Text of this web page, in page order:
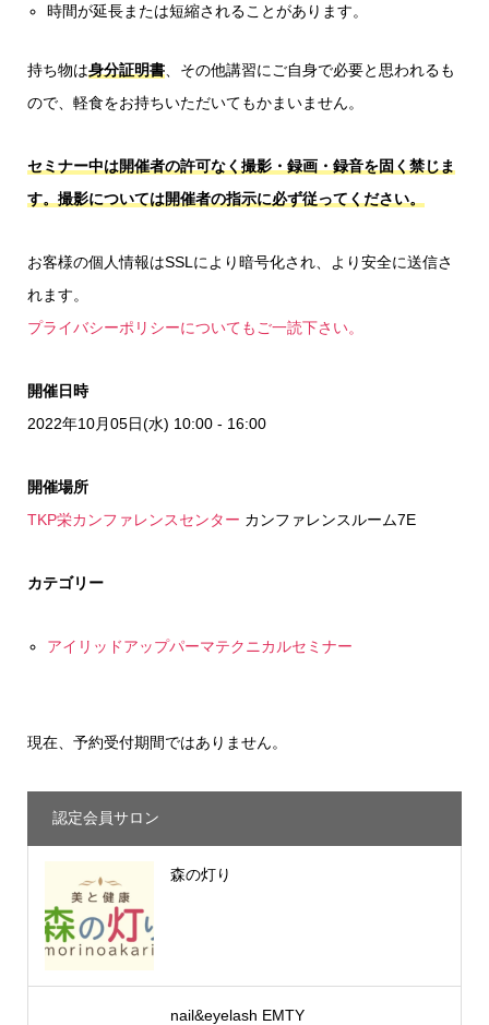
時間が延長または短縮されることがあります。
持ち物は身分証明書、その他講習にご自身で必要と思われるも
ので、軽食をお持ちいただいてもかまいません。
セミナー中は開催者の許可なく撮影・録画・録音を固く禁じま
す。撮影については開催者の指示に必ず従ってください。
お客様の個人情報はSSLにより暗号化され、より安全に送信さ
れます。
プライバシーポリシーについてもご一読下さい。
開催日時
2022年10月05日(水) 10:00 - 16:00
開催場所
TKP栄カンファレンスセンター カンファレンスルーム7E
カテゴリー
アイリッドアップパーマテクニカルセミナー
現在、予約受付期間ではありません。
認定会員サロン
森の灯り
nail&eyelash EMTY